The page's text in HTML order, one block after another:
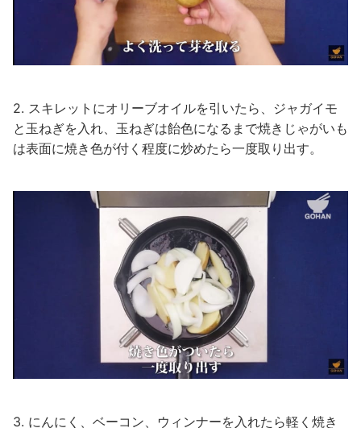
2. スキレットにオリーブオイルを引いたら、ジャガイモ
と玉ねぎを入れ、玉ねぎは飴色になるまで焼きじゃがいも
は表面に焼き色が付く程度に炒めたら一度取り出す。
3. にんにく、ベーコン、ウィンナーを入れたら軽く焼き